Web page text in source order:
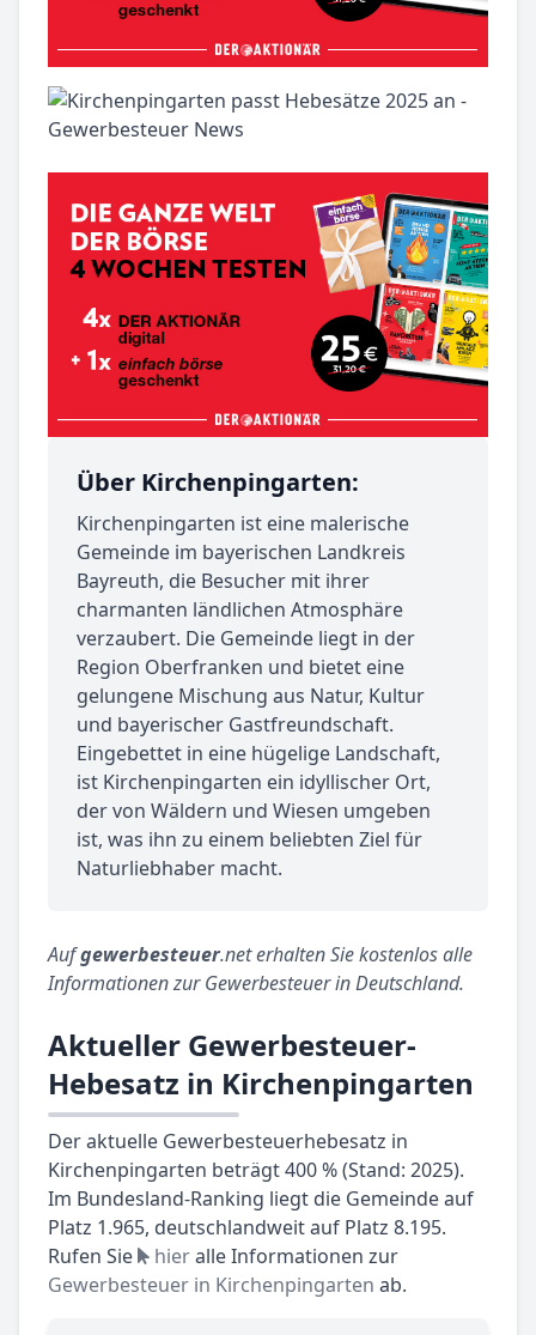
Über Kirchenpingarten:
Kirchenpingarten ist eine malerische
Gemeinde im bayerischen Landkreis
Bayreuth, die Besucher mit ihrer
charmanten ländlichen Atmosphäre
verzaubert. Die Gemeinde liegt in der
Region Oberfranken und bietet eine
gelungene Mischung aus Natur, Kultur
und bayerischer Gastfreundschaft.
Eingebettet in eine hügelige Landschaft,
ist Kirchenpingarten ein idyllischer Ort,
der von Wäldern und Wiesen umgeben
ist, was ihn zu einem beliebten Ziel für
Naturliebhaber macht.
Aufgewerbesteuer.net erhalten Sie kostenlos alle
Informationen zur Gewerbesteuer in Deutschland.
Aktueller Gewerbesteuer-
Hebesatz in Kirchenpingarten
Der aktuelle Gewerbesteuerhebesatz in
Kirchenpingarten beträgt 400 % (Stand: 2025).
Im Bundesland-Ranking liegt die Gemeinde auf
Platz 1.965, deutschlandweit auf Platz 8.195.
Rufen Sie
hieralle Informationen zur
Gewerbesteuer in Kirchenpingarten ab.